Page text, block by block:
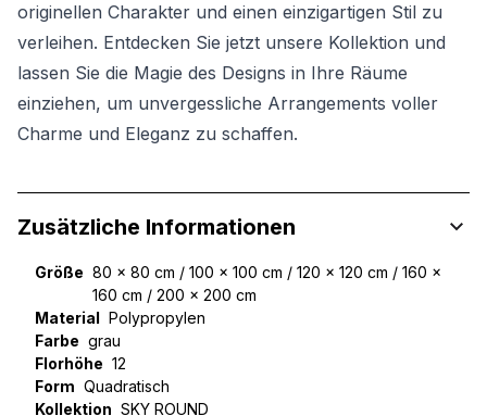
originellen Charakter und einen einzigartigen Stil zu
verleihen. Entdecken Sie jetzt unsere Kollektion und
lassen Sie die Magie des Designs in Ihre Räume
einziehen, um unvergessliche Arrangements voller
Charme und Eleganz zu schaffen.
Zusätzliche Informationen
Größe 80 x 80 cm / 100 x 100 cm / 120 x 120 cm / 160 x
160 cm / 200 x 200 cm
Material Polypropylen
Farbe grau
Florhöhe 12
Form Quadratisch
Kollektion SKY ROUND